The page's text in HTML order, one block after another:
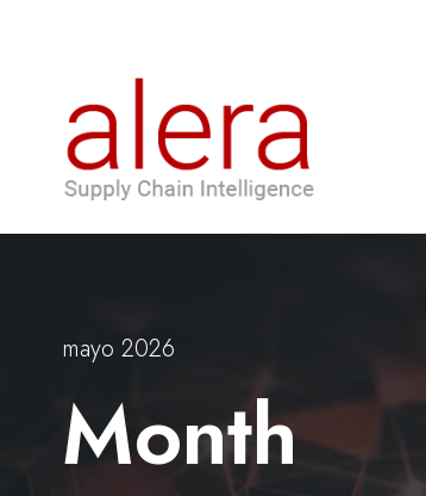
mayo 2026
Month